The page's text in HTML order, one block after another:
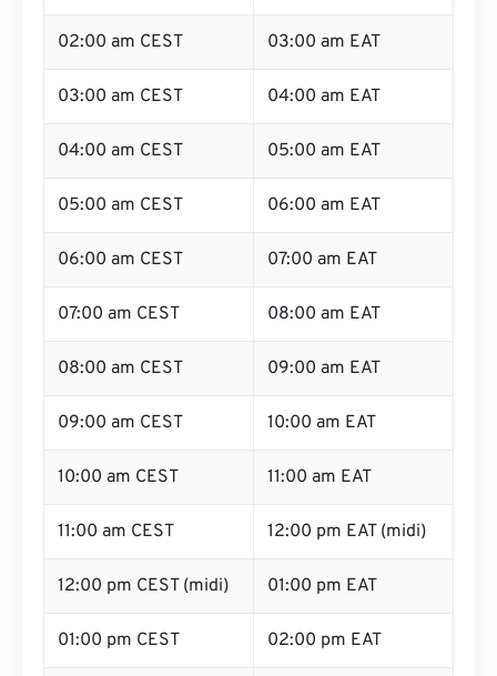
02:00 am CEST 03:00 am EAT
03:00 am CEST 04:00 am EAT
04:00 am CEST 05:00 am EAT
05:00 am CEST 06:00 am EAT
06:00 am CEST 07:00 am EAT
07:00 am CEST 08:00 am EAT
08:00 am CEST 09:00 am EAT
09:00 am CEST 10:00 am EAT
10:00 am CEST 11:00 am EAT
11:00 am CEST 12:00 pm EAT (midi)
12:00 pm CEST (midi) 01:00 pm EAT
01:00 pm CEST 02:00 pm EAT